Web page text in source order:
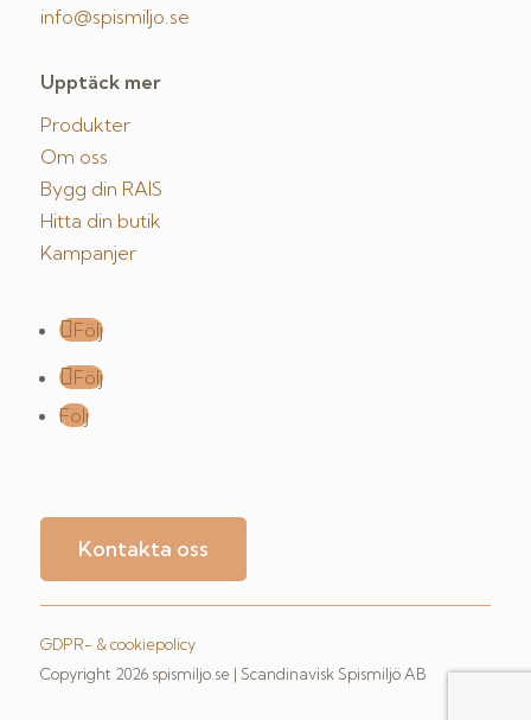
info@spismiljo.se
Upptäck mer
Produkter
Om oss
Bygg din RAIS
Hitta din butik
Kampanjer
Följ
Följ
Följ
Kontakta oss
GDPR- & cookiepolicy
Copyright 2026 spismiljo.se | Scandinavisk Spismiljö AB